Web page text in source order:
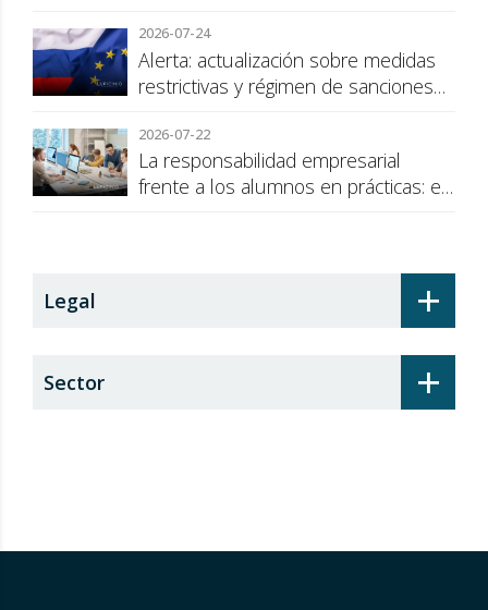
2026-07-24
Alerta: actualización sobre medidas
restrictivas y régimen de sanciones
2026-07-22
La responsabilidad empresarial
frente a los alumnos en prácticas: el
+
Legal
+
Sector